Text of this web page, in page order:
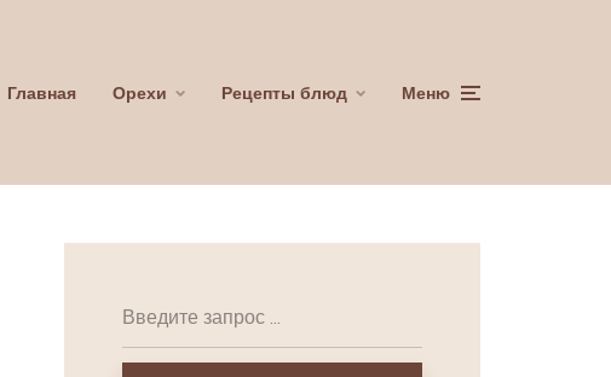
Главная Орехи Рецепты блюд Меню